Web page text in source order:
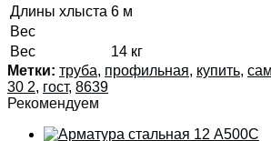
Длины хлыста 6 м
Вес
Вес
14 кг
Метки: труба, профильная, купить,
30 2, гост, 8639
Рекомендуем